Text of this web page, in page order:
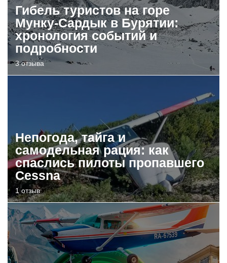
Гибель туристов на горе
Мунку-Сардык в Бурятии:
хронология событий и
подробности
3 отзыва
Непогода, тайга и
самодельная рация: как
спаслись пилоты пропавшего
Cessna
1 отзыв